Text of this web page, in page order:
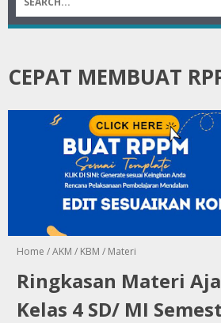
CEPAT MEMBUAT
Home /AKM / KBM / Materi
Ringkasan Materi
Kelas 4 SD/ MI